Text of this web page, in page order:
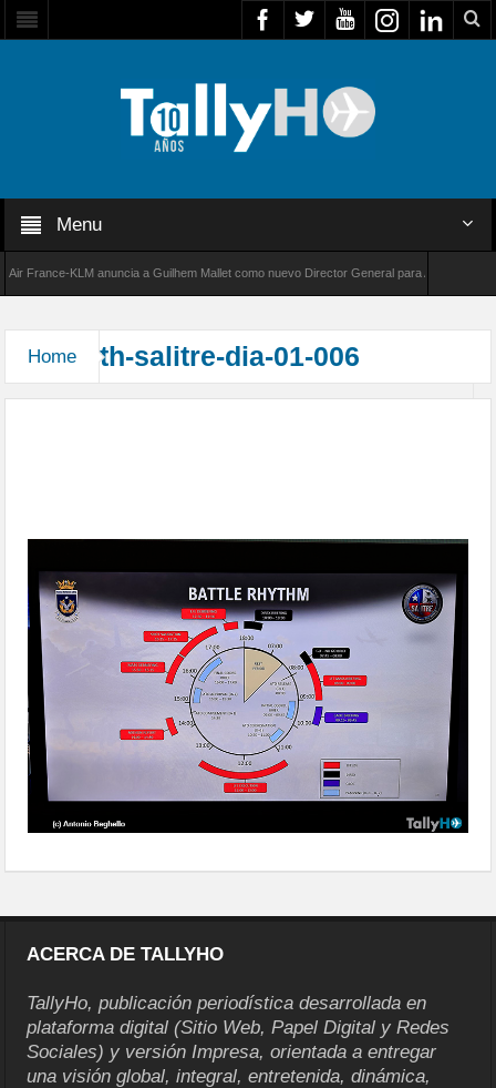
Menu
France-KLM anuncia a Guilhem Mallet como nuevo Director General para América Latina
Home th-salitre-dia-01-006
ACERCA DE TALLYHO
TallyHo, publicación periodística desarrollada en
plataforma digital (Sitio Web, Papel Digital y Redes
Sociales) y versión Impresa, orientada a entregar
una visión global, integral, entretenida, dinámica,